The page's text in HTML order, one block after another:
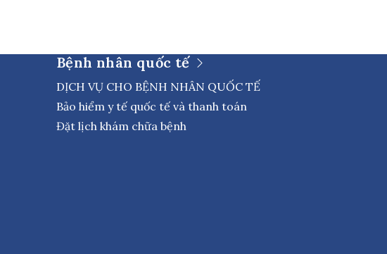
Bệnh nhân quốc tế
DỊCH VỤ CHO BỆNH NHÂN QUỐC TẾ
Bảo hiểm y tế quốc tế và thanh toán
Đặt lịch khám chữa bệnh